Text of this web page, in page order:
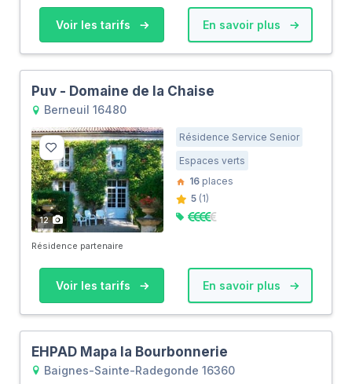
Voir les tarifs En savoir plus
Puv - Domaine de la Chaise
Berneuil 16480
12
Résidence Service Senior
Espaces verts
16 places
5 (1)
Résidence partenaire
Voir les tarifs En savoir plus
EHPAD Mapa la Bourbonnerie
Baignes-Sainte-Radegonde 16360